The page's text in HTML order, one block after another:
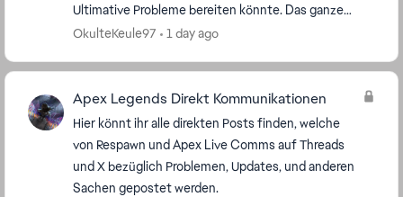
Ultimative Probleme bereiten könnte. Das ganze
Team zu tarnen ist vielleicht zu viel des guten. Mal
OkulteKeule97 1 day ago
Apex Legends Direkt Kommunikationen
Hier könnt ihr alle direkten Posts finden, welche
von Respawn und Apex Live Comms auf Threads
und X bezüglich Problemen, Updates, und anderen
Sachen gepostet werden.